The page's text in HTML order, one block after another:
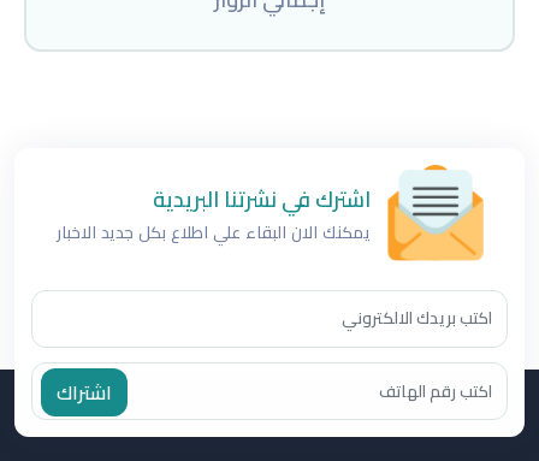
اشترك في نشرتنا البريدية
يمكنك الان البقاء علي اطلاع بكل جديد الاخبار
اشتراك